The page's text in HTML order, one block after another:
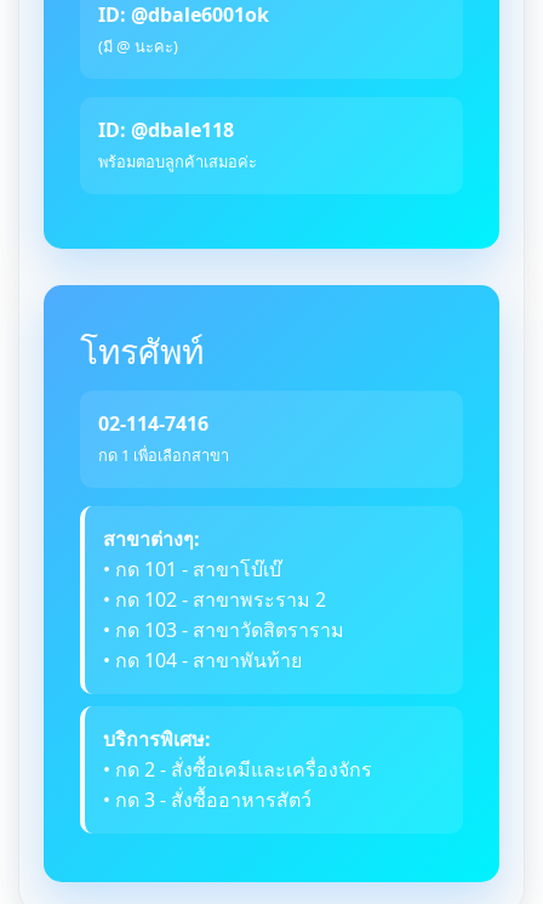
ID: @dbale6001ok
(มี @ นะคะ)
ID: @dbale118
พร้อมตอบลูกค้าเสมอค่ะ
โทรศัพท์
02-114-7416
กด 1 เพื่อเลือกสาขา
สาขาต่างๆ:
• กด 101 - สาขาโบ๊เบ๊
• กด 102 - สาขาพระราม 2
• กด 103 - สาขาวัดสิตราราม
• กด 104 - สาขาพันท้าย
บริการพิเศษ:
• กด 2 - สั่งซื้อเคมีและเครื่องจักร
• กด 3 - สั่งซื้ออาหารสัตว์